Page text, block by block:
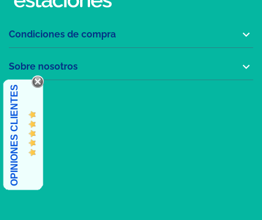
Condiciones de compra 
Sobre nosotros 
OPINIONES CLIENTES